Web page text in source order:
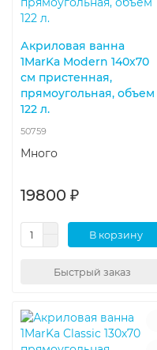
Акриловая ванна
1MarKa Modern 140х70
см пристенная,
прямоугольная, объем
122 л.
50759
Много
19800 ₽
В корзину
Быстрый заказ